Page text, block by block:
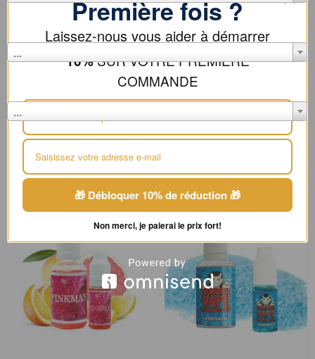
Résistance
...
...
Concentrés Le Coq qui Vape
Concentrés
Première fois ?
Laissez-nous vous aider à démarrer
10%SUR VOTRE PREMIÈRE
COMMANDE
🎁 Débloquer 10% de réduction 🎁
Non merci, je paierai le prix fort!